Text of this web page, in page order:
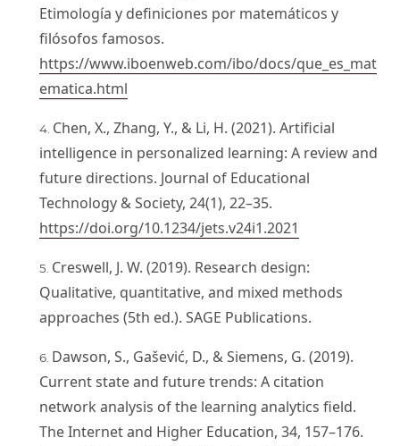
Etimología y definiciones por matemáticos y
filósofos famosos.
https://www.iboenweb.com/ibo/docs/que_es_mat
ematica.html
Chen, X., Zhang, Y., & Li, H. (2021). Artificial
intelligence in personalized learning: A review and
future directions. Journal of Educational
Technology & Society, 24(1), 22–35.
https://doi.org/10.1234/jets.v24i1.2021
Creswell, J. W. (2019). Research design:
Qualitative, quantitative, and mixed methods
approaches (5th ed.). SAGE Publications.
Dawson, S., Gašević, D., & Siemens, G. (2019).
Current state and future trends: A citation
network analysis of the learning analytics field.
The Internet and Higher Education, 34, 157–176.